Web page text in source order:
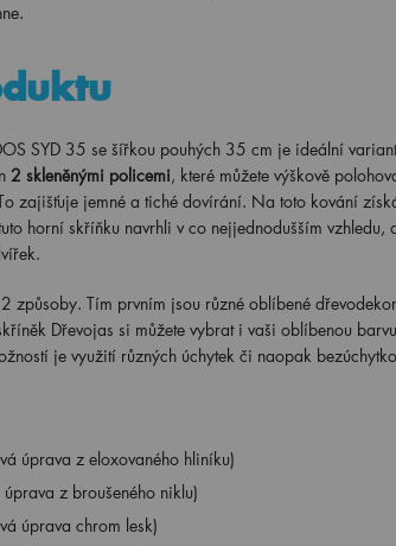
SYD 35 se šířkou pouhých 35 cm je ideální
2 skleněnými policemi, které můžete výškově
zajišťuje jemné a tiché dovírání. Na toto kování
horní skříňku navrhli v co nejjednodušším
způsoby. Tím prvním jsou různé oblíbené
Dřevojas si můžete vybrat i vaši oblíbenou
je využití různých úchytek či naopak
úprava z eloxovaného hliníku)
z broušeného niklu)
úprava chrom lesk)